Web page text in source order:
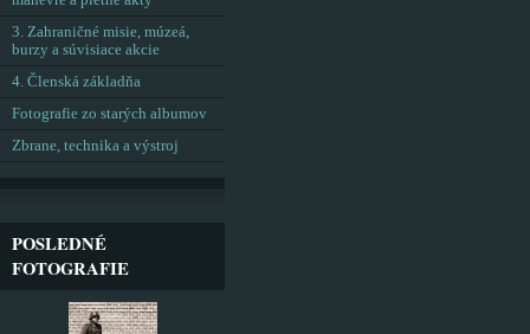
3. Zahraničné misie, múzeá,
burzy a súvisiace akcie
4. Členská základňa
Fotografie zo starých albumov
Zbrane, technika a výstroj
POSLEDNÉ
FOTOGRAFIE